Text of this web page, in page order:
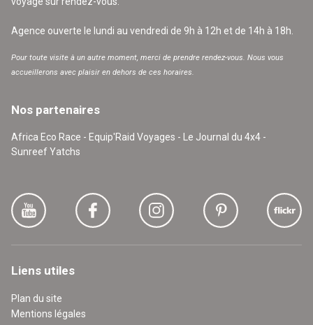
Agence ouverte le lundi au vendredi de 9h à 12h et de 14h à 18h.
Pour toute visite à un autre moment, merci de prendre rendez-vous. Nous vous
accueillerons avec plaisir en dehors de ces horaires.
Nos partenaires
Africa Eco Race - Equip'Raid Voyages - Le Journal du 4x4 -
Sunreef Yatchs
Liens utiles
Plan du site
Mentions légales